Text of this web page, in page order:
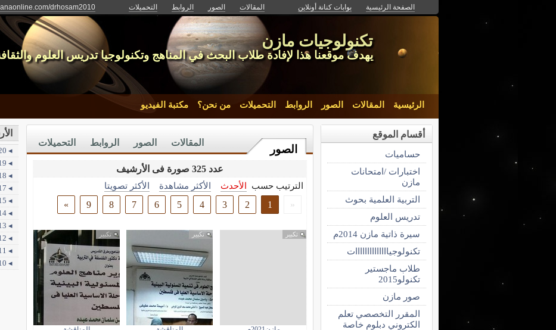
الصفحة الرئيسية بوابات كنانة أونلاين المقالات الصور الروابط التحميلات drhosam2010
تكنولوجيات مازن
يهدف موقعنا هذا لإفادة طلاب البحث في المناهج وتكنولوجيا تدريس العلوم
الرئيسية المقالات الصور الروابط التحميلات من نحن؟ مكتبة الفيديو
الصور
التحميلات الروابط الصور المقالات
عدد 325 صورة فى الأرشيف
الترتيب حسب الأحدث الأكثر مشاهدة
الأكثر تصويتا
«
1
2
3
4
5
6
7
8
9
»
تكبير تكبير تكبير
أقسام الموقع
حساميات
اختبارات /امتحانات
مازن
التربية العلمية بحوث
تدريس العلوم
سيرة ذاتية مازن 2014م
تكنولوجياااااااااااااات
طلاب ماجستير
تكنولو2015
صور مازن
المقرر التخصصي تعلم
الكتروني دبلوم خاصة
◂ 2020
◂ 2019
◂ 2018
◂ 2017
◂ 2015
◂ 2014
◂ 2013
◂ 2012
◂ 2011
◂ 2010